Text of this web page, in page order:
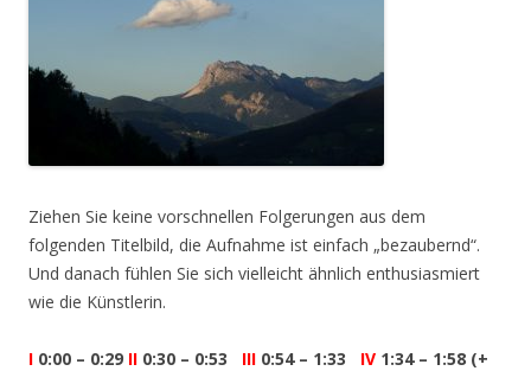
Ziehen Sie keine vorschnellen Folgerungen aus dem
folgenden Titelbild, die Aufnahme ist einfach „bezaubernd“.
Und danach fühlen Sie sich vielleicht ähnlich enthusiasmiert
wie die Künstlerin.
I 0:00 – 0:29 II 0:30 – 0:53 III 0:54 – 1:33 IV 1:34 – 1:58 (+